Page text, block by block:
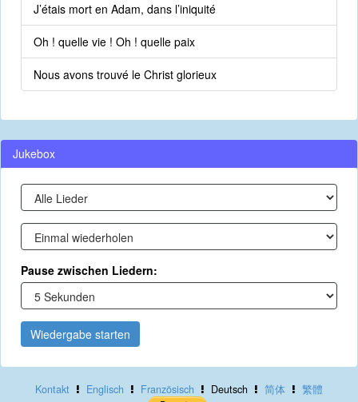
J’étais mort en Adam, dans l’iniquité
Oh ! quelle vie ! Oh ! quelle paix
Nous avons trouvé le Christ glorieux
Jukebox
Pause zwischen Liedern:
Wiedergabe starten
Kontakt Englisch Französisch Deutsch 简体 繁體